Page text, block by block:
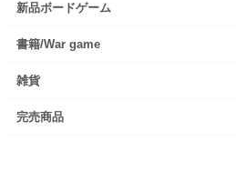
新品ボードゲーム
書籍/War game
雑貨
完売商品